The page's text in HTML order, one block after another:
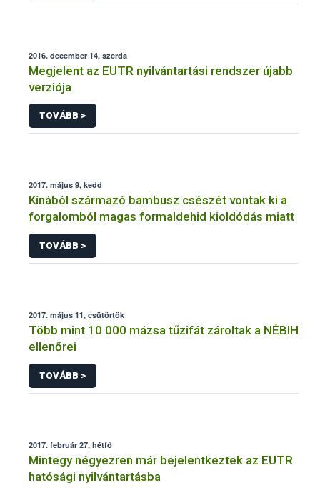
2016. december 14, szerda
Megjelent az EUTR nyilvántartási rendszer újabb
verziója
TOVÁBB >
2017. május 9, kedd
Kínából származó bambusz csészét vontak ki a
forgalomból magas formaldehid kioldódás miatt
TOVÁBB >
2017. május 11, csütörtök
Több mint 10 000 mázsa tűzifát zároltak a NÉBIH
ellenőrei
TOVÁBB >
2017. február 27, hétfő
Mintegy négyezren már bejelentkeztek az EUTR
hatósági nyilvántartásba